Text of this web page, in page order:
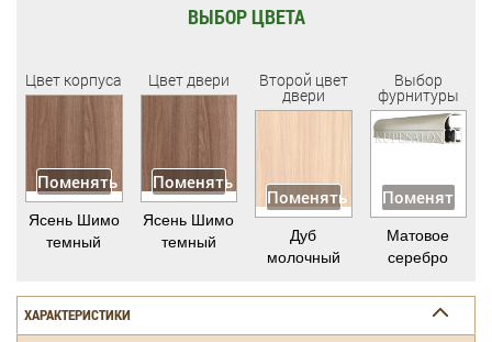
ВЫБОР ЦВЕТА
Цвет корпуса
Поменять
Ясень Шимо
темный
Цвет двери
Поменять
Ясень Шимо
темный
Второй цвет
двери
Поменять
Дуб
молочный
Выбор
фурнитуры
Поменять
Матовое
серебро
ХАРАКТЕРИСТИКИ